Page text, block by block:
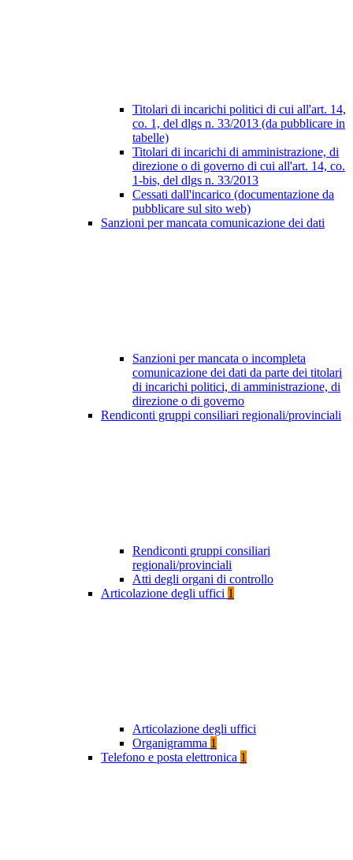
Titolari di incarichi politici di cui all'art. 14,
co. 1, del dlgs n. 33/2013 (da pubblicare in
tabelle)
Titolari di incarichi di amministrazione, di
direzione o di governo di cui all'art. 14, co.
1-bis, del dlgs n. 33/2013
Cessati dall'incarico (documentazione da
pubblicare sul sito web)
Sanzioni per mancata comunicazione dei dati
Sanzioni per mancata o incompleta
comunicazione dei dati da parte dei titolari
di incarichi politici, di amministrazione, di
direzione o di governo
Rendiconti gruppi consiliari regionali/provinciali
Rendiconti gruppi consiliari
regionali/provinciali
Atti degli organi di controllo
Articolazione degli uffici 1
Articolazione degli uffici
Organigramma 1
Telefono e posta elettronica 1